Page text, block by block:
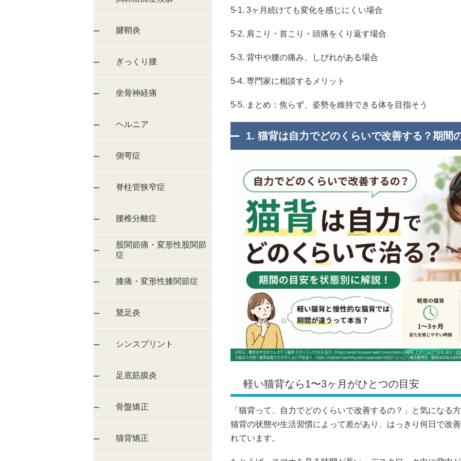
腱鞘炎
ぎっくり腰
坐骨神経痛
ヘルニア
側弯症
脊柱管狭窄症
腰椎分離症
股関節痛・変形性股関節
症
膝痛・変形性膝関節症
鵞足炎
シンスプリント
足底筋膜炎
骨盤矯正
猫背矯正
5-1. 3ヶ月続けても変化を感じにくい場合
5-2. 肩こり・首こり・頭痛をくり返す場合
5-3. 背中や腰の痛み、しびれがある場合
5-4. 専門家に相談するメリット
5-5. まとめ：焦らず、姿勢を維持できる体を目指そう
1. 猫背は自力でどのくらいで改善する？期間
軽い猫背なら1〜3ヶ月がひとつの目安
「猫背って、自力でどのくらいで改善するの？」と気になる
猫背の状態や生活習慣によって差があり、はっきり何日で改
れています。